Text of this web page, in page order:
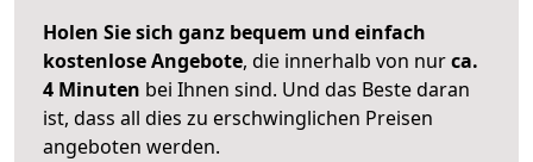
Holen Sie sich ganz bequem und einfach
kostenlose Angebote, die innerhalb von nurca.
4 Minuten bei Ihnen sind. Und das Beste daran
ist, dass all dies zu erschwinglichen Preisen
angeboten werden.